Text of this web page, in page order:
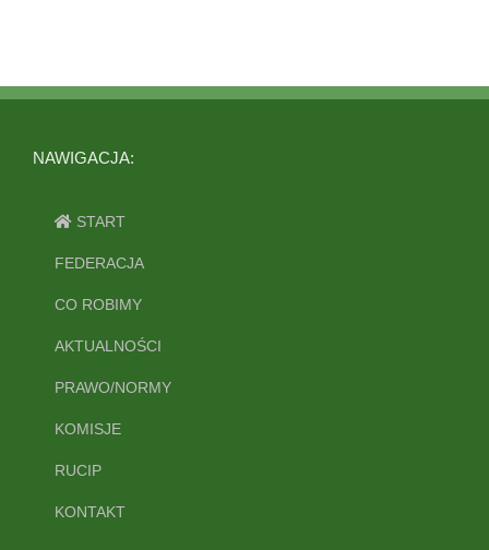
NAWIGACJA:
START
FEDERACJA
CO ROBIMY
AKTUALNOŚCI
PRAWO/NORMY
KOMISJE
RUCIP
KONTAKT